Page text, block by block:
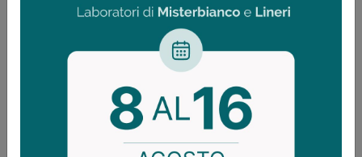
Il servizio di prenotazione è disponibile
privatistico (a pagamento) sia a
Misterbiancoche a Lineri